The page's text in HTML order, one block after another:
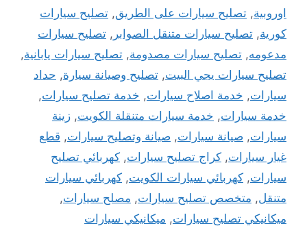
اوروبية, تصليح سيارات على الطريق, تصليح سيارات
كورية, تصليح سيارات متنقل الصوابر , تصليح سيارات
مدعومه, تصليح سيارات مصدومة, تصليح سيارات يابانية,
تصليح سيارات يجي البيت, تصليح وصيانة سيارة, حداد
سيارات, خدمة اصلاح سيارات, خدمة تصليح سيارات,
خدمة سيارات, خدمة سيارات متنقلة الكويت, زينة
سيارات, صيانة سيارات, صيانة وتصليح سيارات, قطع
غيار سيارات, كراج تصليح سيارات, كهربائي تصليح
سيارات, كهربائي سيارات الكويت, كهربائي سيارات
متنقل, متخصص تصليح سيارات, مصلح سيارات,
ميكانيكي تصليح سيارات, ميكانيكي سيارات